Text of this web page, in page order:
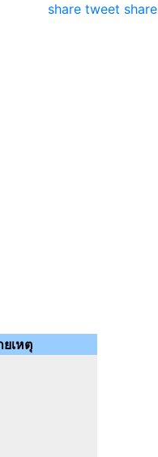
share tweet share
เหตุ